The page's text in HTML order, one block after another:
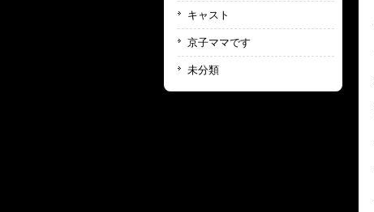
キャスト
京子ママです
未分類